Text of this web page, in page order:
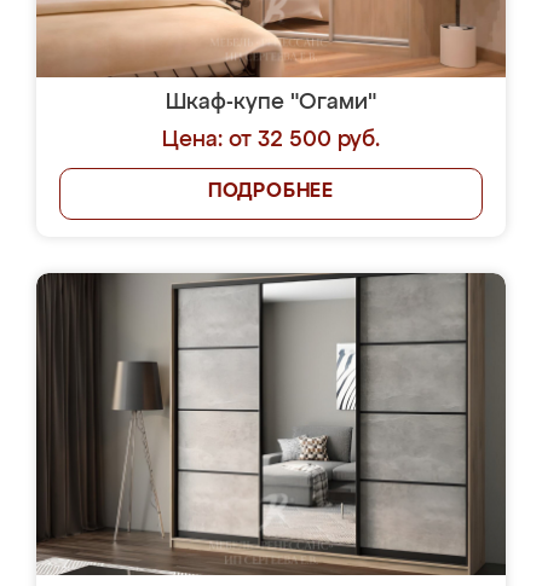
Шкаф-купе "Огами"
Цена: от 32 500 руб.
ПОДРОБНЕЕ